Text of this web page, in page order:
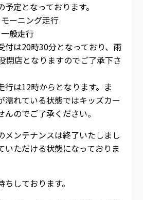
定となっております。
ーニング走行
般走行
は20時30分となっており、雨
閉店となりますのでご了承下さ
は12時からとなります。ま
濡れている状態ではキッズカー
んのでご了承ください。
メンテナンスは終了いたしまし
いただける状態になっておりま
しております。